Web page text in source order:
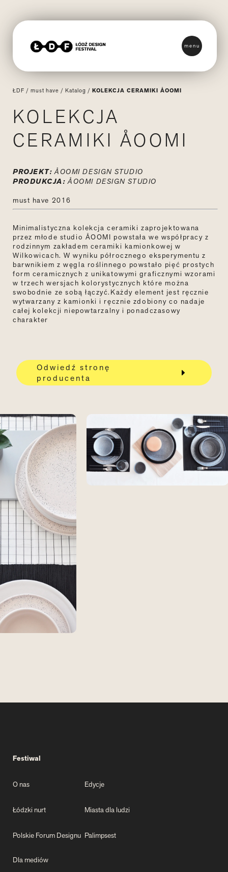
menu
ŁDF / must have / Katalog / KOLEKCJA CERAMIKI ÅOOMI
KOLEKCJA
CERAMIKI ÅOOMI
PROJEKT: ÅOOMI DESIGN STUDIO
PRODUKCJA: ÅOOMI DESIGN STUDIO
must have 2016
Minimalistyczna kolekcja ceramiki zaprojektowana
przez młode studio ÅOOMI powstała we współpracy z
rodzinnym zakładem ceramiki kamionkowej w
Wilkowicach. W wyniku półrocznego eksperymentu z
barwnikiem z węgla roślinnego powstało pięć prostych
form ceramicznych z unikatowymi graficznymi wzorami
w trzech wersjach kolorystycznych które można
swobodnie ze sobą łączyć.Każdy element jest ręcznie
wytwarzany z kamionki i ręcznie zdobiony co nadaje
całej kolekcji niepowtarzalny i ponadczasowy
charakter
Odwiedź stronę
producenta
Festiwal
O nas Edycje
Łódzki nurt Miasta dla ludzi
Polskie Forum Designu Palimpsest
Dla mediów